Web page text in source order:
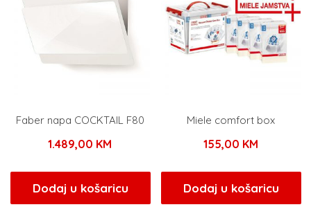
Faber napa COCKTAIL F80
1.489,00 KM
Dodaj u košaricu
Miele comfort box
155,00 KM
Dodaj u košaricu